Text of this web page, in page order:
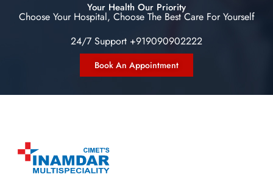
Your Health Our Priority
Choose Your Hospital, Choose The Best Care For Yourself
24/7 Support +919090902222
Book An Appointment